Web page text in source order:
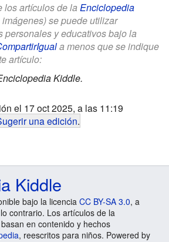
los artículos de la Enciclopedia
se puede utilizar
personales y educativos bajo la
a menos que se indique
artículo:
Kiddle.
el 17 oct 2025, a las 11:19
una edición.
Kiddle
bajo la licencia CC BY-SA 3.0, a
contrario. Los artículos de la
en contenido y hechos
, reescritos para niños. Powered by